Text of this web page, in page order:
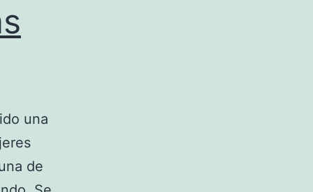
una
de